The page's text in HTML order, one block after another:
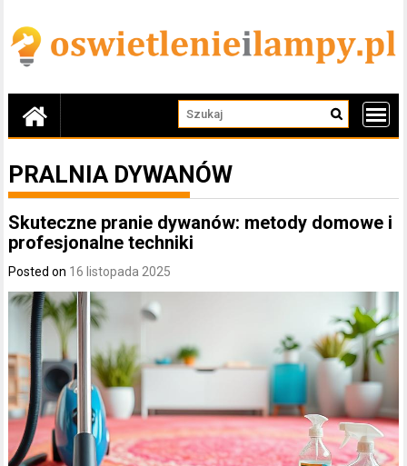
content
PRALNIA DYWANÓW
Skuteczne pranie dywanów: metody domowe i
profesjonalne techniki
Posted on 16 listopada 2025